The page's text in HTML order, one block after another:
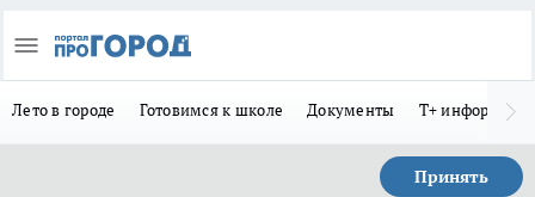
Лето в городе Готовимся к школе Документы Т+
Принять